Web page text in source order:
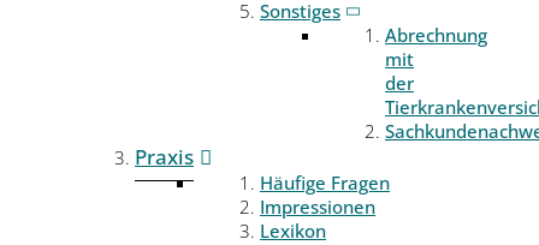
Sonstiges
Abrechnung
mit
der
Praxis
Häufige Fragen
Impressionen
Lexikon